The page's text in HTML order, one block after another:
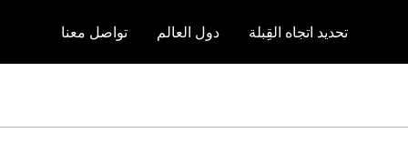
تحديد اتجاه القِبلة دول العالم تواصل معنا